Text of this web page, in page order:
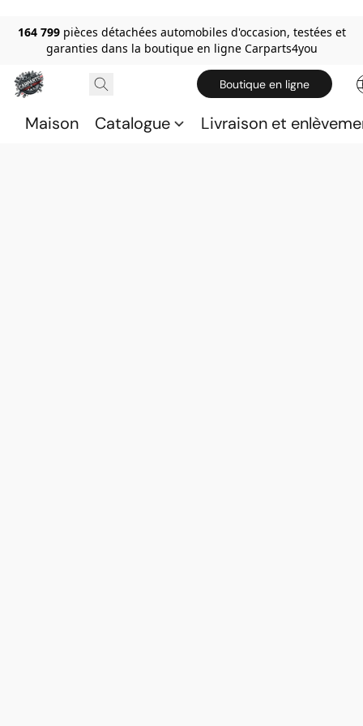
164 799 pièces détachées automobiles d'occasion, testées et
garanties dans la boutique en ligne Carparts4you
Boutique en ligne
Maison Catalogue Livraison et